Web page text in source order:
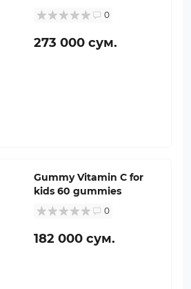
0
273 000 сум.
Gummy Vitamin C for
kids 60 gummies
0
182 000 сум.